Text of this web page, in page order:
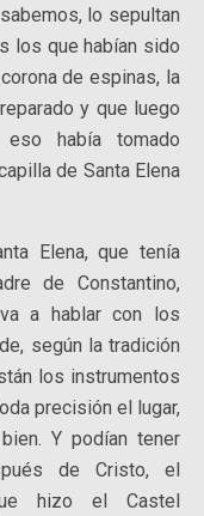
lo sepultan
los que habían sido
de espinas, la
y que luego
había tomado
de Santa Elena
Elena, que tenía
de Constantino,
a hablar con los
según la tradición
los instrumentos
precisión el lugar,
Y podían tener
de Cristo, el
hizo el Castel